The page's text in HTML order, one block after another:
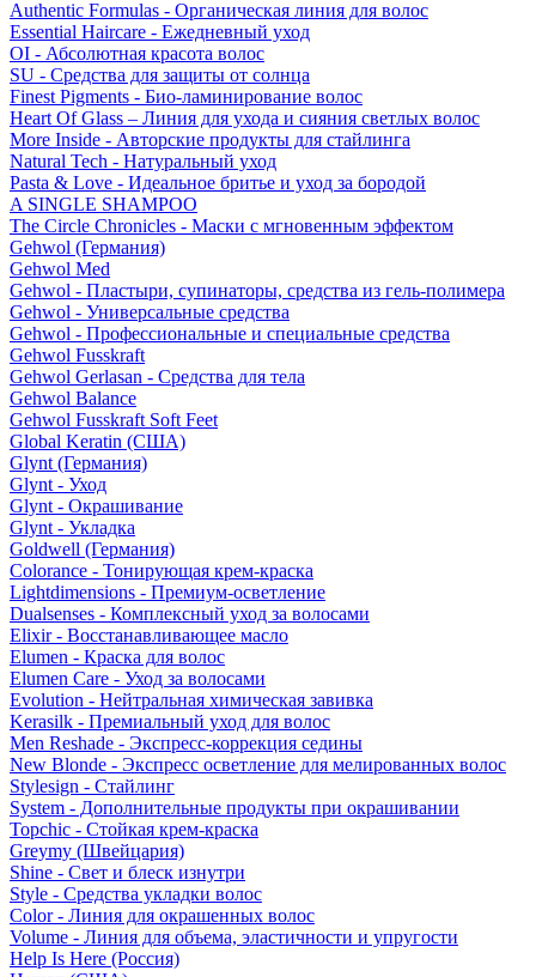
Authentic Formulas - Органическая линия для волос
Essential Haircare - Eжедневный уход
OI - Абсолютная красота волос
SU - Средства для защиты от солнца
Finest Pigments - Био-ламинирование волос
Heart Of Glass – Линия для ухода и сияния светлых волос
More Inside - Авторские продукты для стайлинга
Natural Tech - Натуральный уход
Pasta & Love - Идеальное бритье и уход за бородой
A SINGLE SHAMPOO
The Circle Chronicles - Маски с мгновенным эффектом
Gehwol (Германия)
Gehwol Med
Gehwol - Пластыри, супинаторы, средства из гель-полимера
Gehwol - Универсальные средства
Gehwol - Профессиональные и специальные средства
Gehwol Fusskraft
Gehwol Gerlasan - Средства для тела
Gehwol Balance
Gehwol Fusskraft Soft Feet
Global Keratin (США)
Glynt (Германия)
Glynt - Уход
Glynt - Окрашивание
Glynt - Укладка
Goldwell (Германия)
Colorance - Тонирующая крем-краска
Lightdimensions - Премиум-осветление
Dualsenses - Комплексный уход за волосами
Elixir - Восстанавливающее масло
Elumen - Краска для волос
Elumen Care - Уход за волосами
Evolution - Нейтральная химическая завивка
Kerasilk - Премиальный уход для волос
Men Reshade - Экспресс-коррекция седины
New Blonde - Экспресс осветление для мелированных волос
Stylesign - Стайлинг
System - Дополнительные продукты при окрашивании
Topchic - Стойкая крем-краска
Greymy (Швейцария)
Shine - Свет и блеск изнутри
Style - Средства укладки волос
Color - Линия для окрашенных волос
Volume - Линия для объема, эластичности и упругости
Help Is Here (Россия)